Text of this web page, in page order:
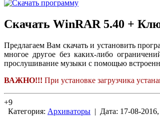
Скачать WinRAR 5.40 +
Предлагаем Вам скачать и установить
многое другое без каких-либо
прослушивание музыки с помощью
ВАЖНО!!! При установке загрузчика
+9
Категория: Архиваторы | Дата: 17-08-